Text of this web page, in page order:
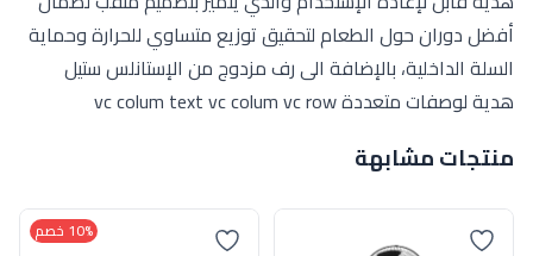
أفضل دوران حول الطعام لتحقيق توزيع متساوي للحرارة وحماية
السلة الداخلية، بالإضافة الى رف مزدوج من الإستانلس ستيل
هدية لوصفات متعددة vc colum text vc colum vc row
منتجات مشابهة
10% خصم